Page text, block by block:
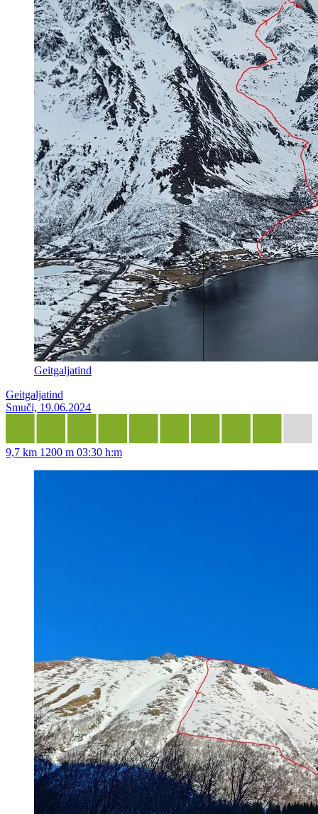
Geitgaljatind
Geitgaljatind
Smuči, 19.06.2024
9,7 km 1200 m 03:30 h:m